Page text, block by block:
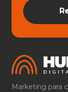
Marketing para